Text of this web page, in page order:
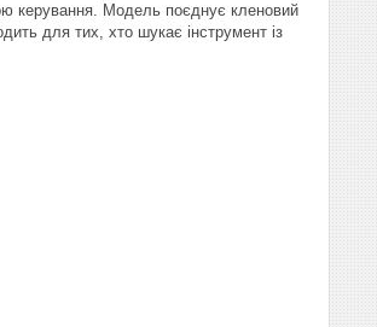
керування. Модель поєднує кленовий
для тих, хто шукає інструмент із